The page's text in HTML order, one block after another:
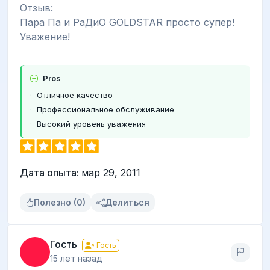
Отзыв:
Пара Па и РаДиО GOLDSTAR просто супер!
Уважение!
Pros
Отличное качество
Профессиональное обслуживание
Высокий уровень уважения
Дата опыта: мар 29, 2011
Полезно (0) Делиться
Гость Гость
15 лет назад